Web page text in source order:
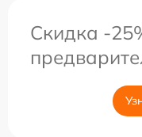
Скидка -